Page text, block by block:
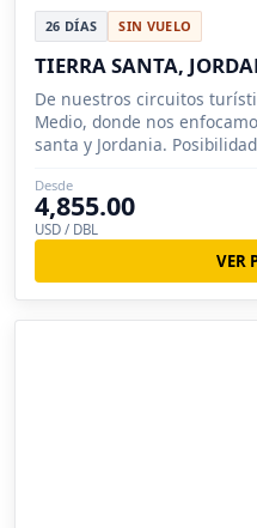
26 DÍAS SIN VUELO
TIERRA SANTA,
De nuestros circuitos
Medio, donde nos
santa y Jordania.
Desde
4,855.00
USD / DBL
VER